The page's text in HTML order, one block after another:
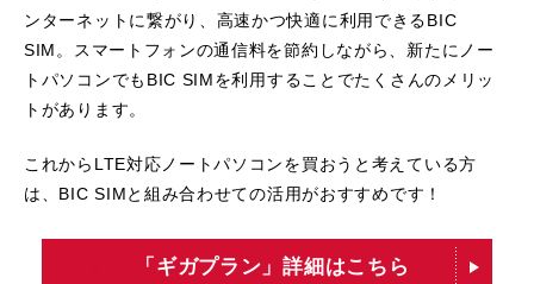
ンターネットに繋がり、高速かつ快適に利用できるBIC
SIM。スマートフォンの通信料を節約しながら、新たにノー
トパソコンでもBIC SIMを利用することでたくさんのメリッ
トがあります。
これからLTE対応ノートパソコンを買おうと考えている方
は、BIC SIMと組み合わせての活用がおすすめです！
「ギガプラン」詳細はこちら